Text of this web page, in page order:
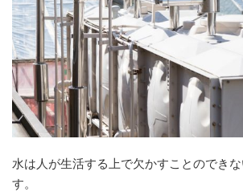
水は人が生活する上で欠かすことのでき
す。